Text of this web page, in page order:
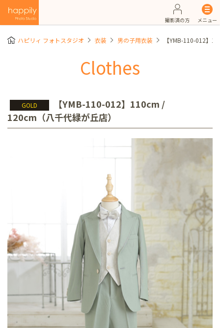
撮影済の方 メニュー
ハピリィ フォトスタジオ 衣装 男の子用衣装 【YMB-110-012】
Clothes
GOLD
【YMB-110-012】110cm /
120cm（八千代緑が丘店）